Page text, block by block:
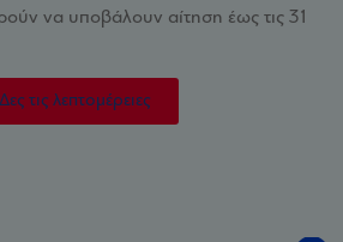
να υποβάλουν αίτηση έως τις 31
Δες τις λεπτομέρειες